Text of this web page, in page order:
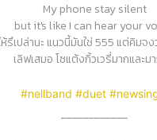
My phone stay silent
but it's like I can hear your
รึเปล่านะ แนวนี้มันใช่ 555 แต่คิมจ
เลิฟเสมอ โซแต้งกิ้วเวรี่มากและม
#nellband #duet